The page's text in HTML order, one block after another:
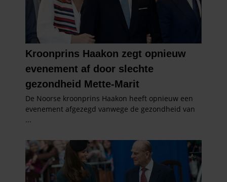
verzameld op basis van uw gebruik van hun services. U
gaat akkoord met onze cookies als u onze website blijft
gebruiken.